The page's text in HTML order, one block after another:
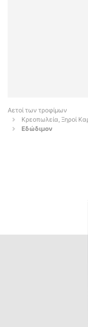
Αετοί των τροφίμων
Κρεοπωλεία, Ξηροί
Εδώδιμον